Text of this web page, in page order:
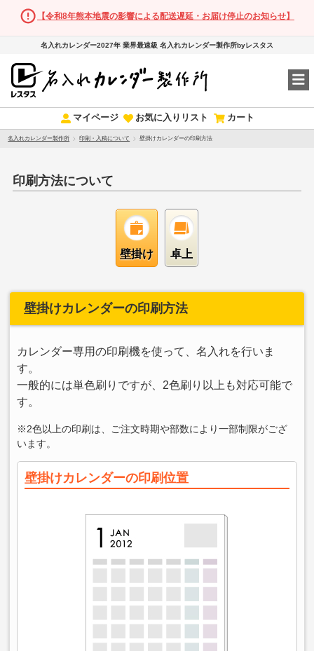
【令和8年熊本地震の影響による配送遅延・お届け停止のお知らせ】
名入れカレンダー2027年 業界最速級 名入れカレンダー製作所byレスタス
マイページ お気に入りリスト カート
名入れカレンダー製作所 印刷・入稿について 壁掛けカレンダーの印刷方法
印刷方法について
壁掛け 卓上
壁掛けカレンダーの印刷方法
カレンダー専用の印刷機を使って、名入れを行いま
す。
一般的には単色刷りですが、2色刷り以上も対応可能で
す。
※2色以上の印刷は、ご注文時期や部数により一部制限がござ
います。
壁掛けカレンダーの印刷位置